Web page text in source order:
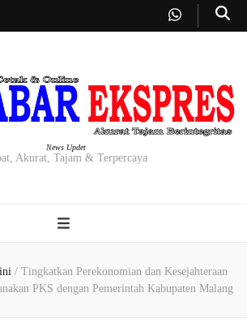
News Updet
Akurat, Tajam & Terpercaya
/ Tingkatkan Perekonomian dan Kesejahteraan
PKS dengan Pemerintah Kabupaten Malang